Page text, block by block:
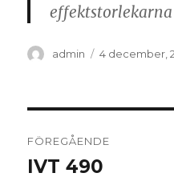
effektstorlekarna
Författare
admin Postat
4 december,
FÖREGÅENDE
Föregående
IVT 490